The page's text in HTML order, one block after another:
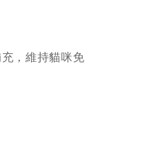
，維持貓咪免